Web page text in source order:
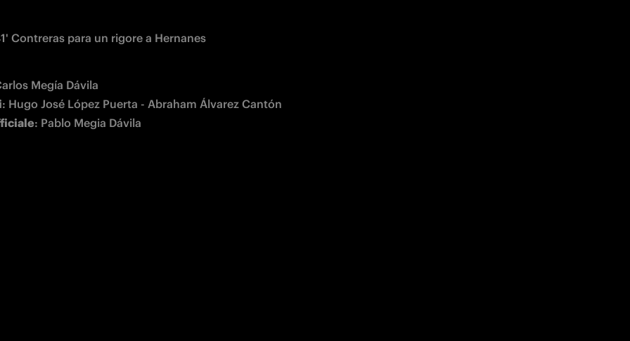
Contreras para un rigore a Hernanes
: Pablo Megia Dávila